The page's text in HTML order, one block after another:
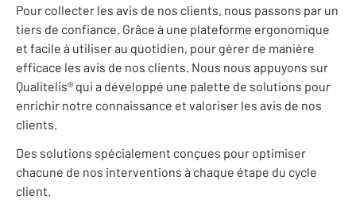
Pour collecter les avis de nos clients, nous passons par un
tiers de confiance. Grâce à une plateforme ergonomique
et facile à utiliser au quotidien, pour gérer de manière
efficace les avis de nos clients. Nous nous appuyons sur
Qualitelis® qui a développé une palette de solutions pour
enrichir notre connaissance et valoriser les avis de nos
clients.
Des solutions spécialement conçues pour optimiser
chacune de nos interventions à chaque étape du cycle
client.